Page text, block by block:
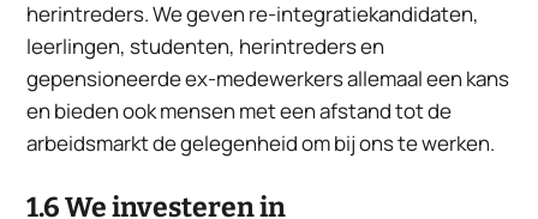
herintreders. We geven re-integratiekandidaten,
leerlingen, studenten, herintreders en
gepensioneerde ex-medewerkers allemaal een kans
en bieden ook mensen met een afstand tot de
arbeidsmarkt de gelegenheid om bij ons te werken.
1.6 We investeren in